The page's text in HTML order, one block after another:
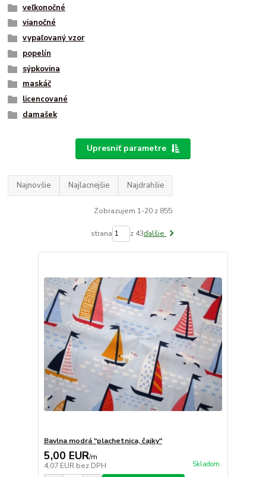
veľkonočné
vianočné
vypaľovaný vzor
popelín
sýpkovina
maskáč
licencované
damašek
Upresniť parametre
Najnovšie Najlacnejšie Najdrahšie
Zobrazujem 1-20 z 855
strana z 43ďalšie
Bavlna modrá "plachetnica, čajky"
5,00 EUR/m
4,07 EUR bez DPH Skladom